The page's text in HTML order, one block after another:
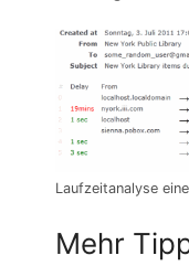
Laufzeitanalyse
Mehr